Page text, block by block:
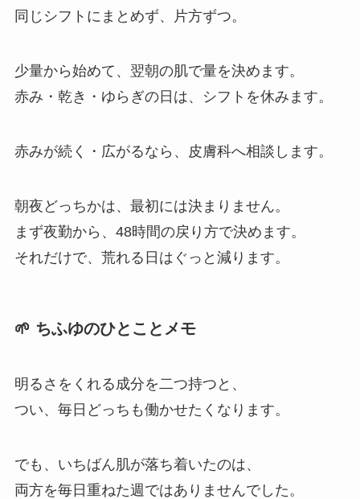
同じシフトにまとめず、片方ずつ。
少量から始めて、翌朝の肌で量を決めます。
赤み・乾き・ゆらぎの日は、シフトを休みます。
赤みが続く・広がるなら、皮膚科へ相談します。
朝夜どっちかは、最初には決まりません。
まず夜勤から、48時間の戻り方で決めます。
それだけで、荒れる日はぐっと減ります。
🌱 ちふゆのひとことメモ
明るさをくれる成分を二つ持つと、
つい、毎日どっちも働かせたくなります。
でも、いちばん肌が落ち着いたのは、
両方を毎日重ねた週ではありませんでした。